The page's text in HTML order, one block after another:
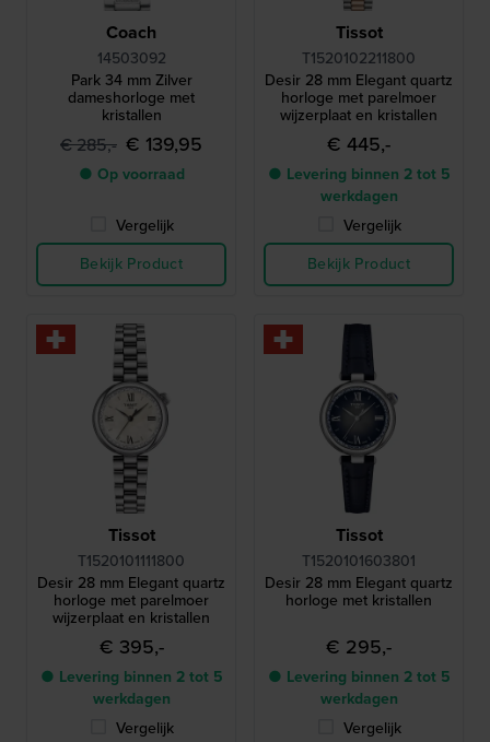
Coach
14503092
Park 34 mm Zilver
dameshorloge met
kristallen
€ 285,- € 139,95
● Op voorraad
Vergelijk
Bekijk Product
Tissot
T1520102211800
Desir 28 mm Elegant quartz
horloge met parelmoer
wijzerplaat en kristallen
€ 445,-
● Levering binnen 2 tot 5
werkdagen
Vergelijk
Bekijk Product
Tissot
T1520101111800
Desir 28 mm Elegant quartz
horloge met parelmoer
wijzerplaat en kristallen
€ 395,-
● Levering binnen 2 tot 5
werkdagen
Vergelijk
Tissot
T1520101603801
Desir 28 mm Elegant quartz
horloge met kristallen
€ 295,-
● Levering binnen 2 tot 5
werkdagen
Vergelijk